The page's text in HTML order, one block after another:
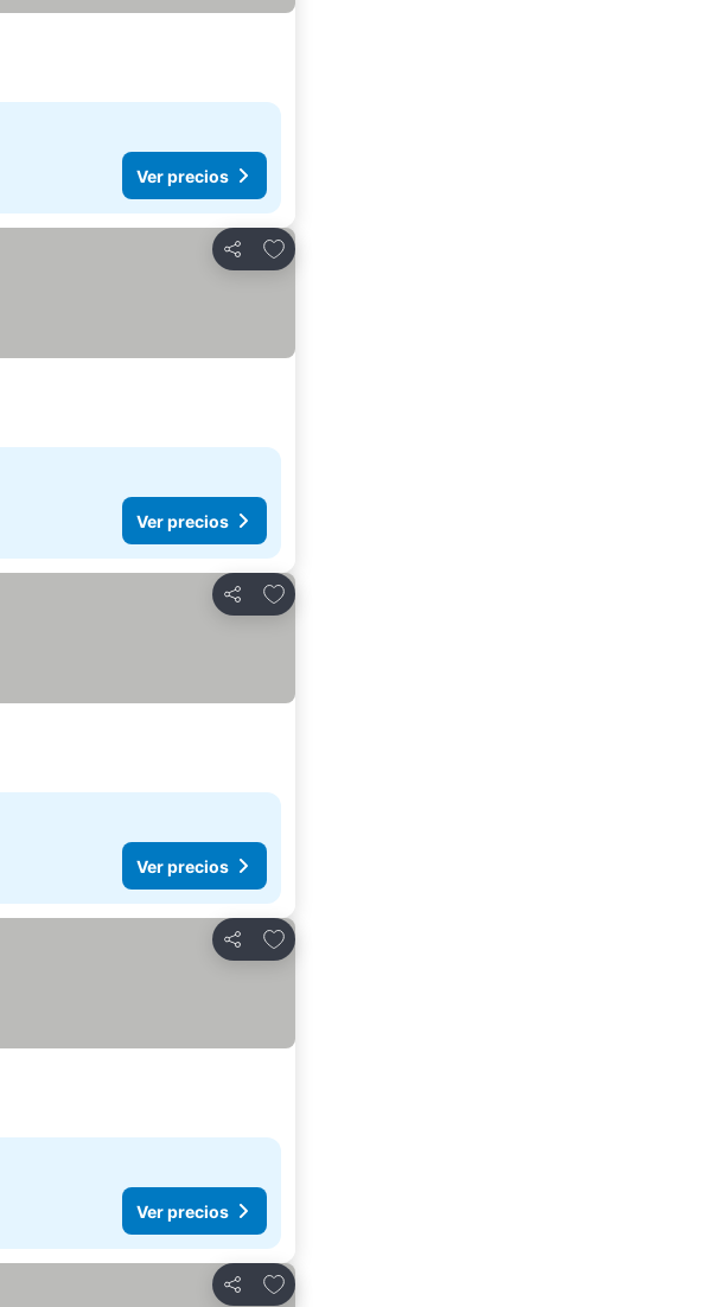
Ver precios
Compartir
Agregar a favoritos
Ver precios
Compartir
Agregar a favoritos
Ver precios
Compartir
Agregar a favoritos
Ver precios
Compartir
Agregar a favoritos